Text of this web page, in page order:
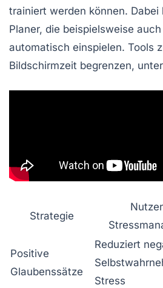
trainiert werden können.
Planer, die beispielsweise
automatisch einspielen. Tools
Bildschirmzeit begrenzen,
Strategie
Positive
Glaubenssätze
Reduziert
Stress